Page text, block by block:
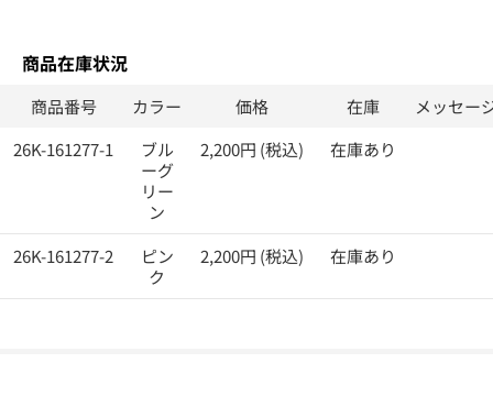
商品在庫状況
商品番号 カラー 価格 在庫
メッセー
26K-161277-1
ブル
ーグ
リー
ン
2,200円 (税込) 在庫あり
26K-161277-2
ピン
ク
2,200円 (税込) 在庫あり